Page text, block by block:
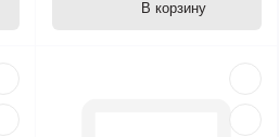
В корзину